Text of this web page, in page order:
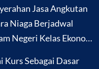
Jasa Angkutan
Niaga Berjadwal
Negeri Kelas Ekono…
Kurs Sebagai Dasar